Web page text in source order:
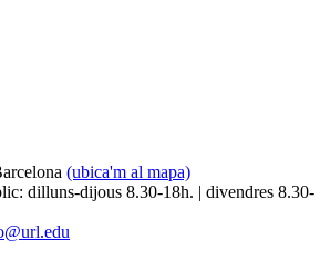
(ubica'm al mapa)
dilluns-dijous 8.30-18h. | divendres 8.30-